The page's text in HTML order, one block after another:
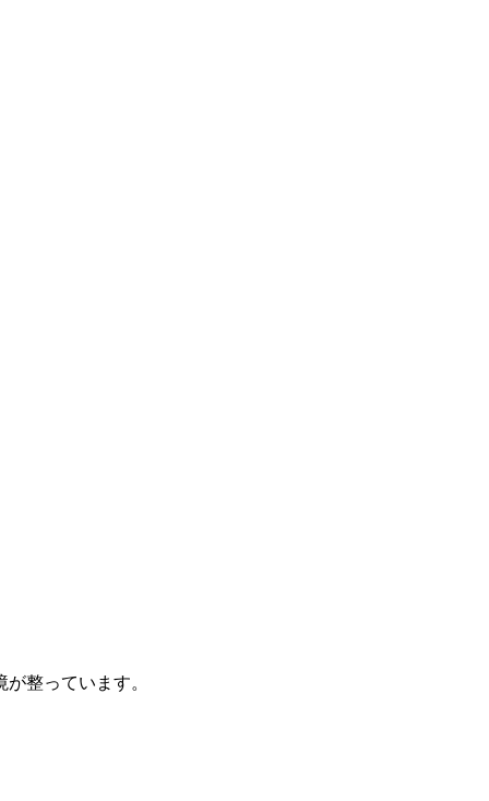
整っています。